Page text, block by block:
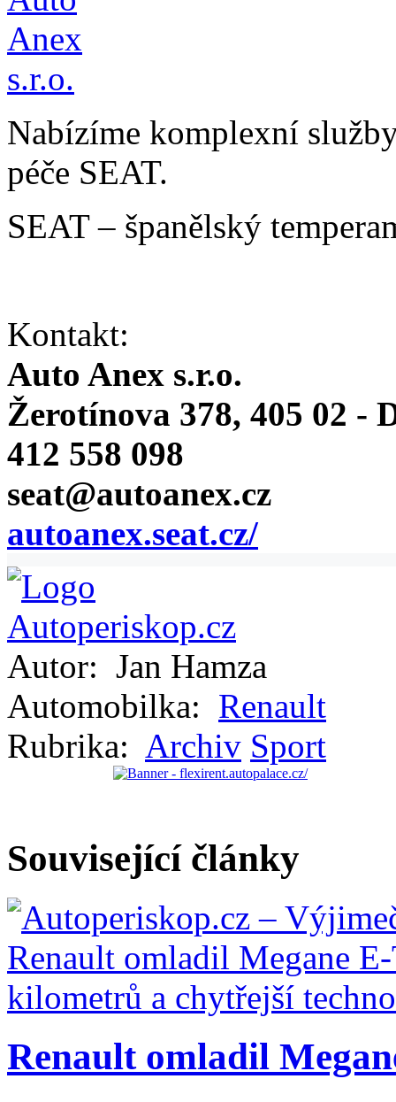
Nabízíme komplexní
péče SEAT.
SEAT – španělský
Kontakt:
Auto Anex s.r.o.
Žerotínova 378, 405 02 -
412 558 098
seat@autoanex.cz
autoanex.seat.cz/
Autor: Jan Hamza
Automobilka: Renault
Rubrika: Archiv Sport
Související články
Renault omladil